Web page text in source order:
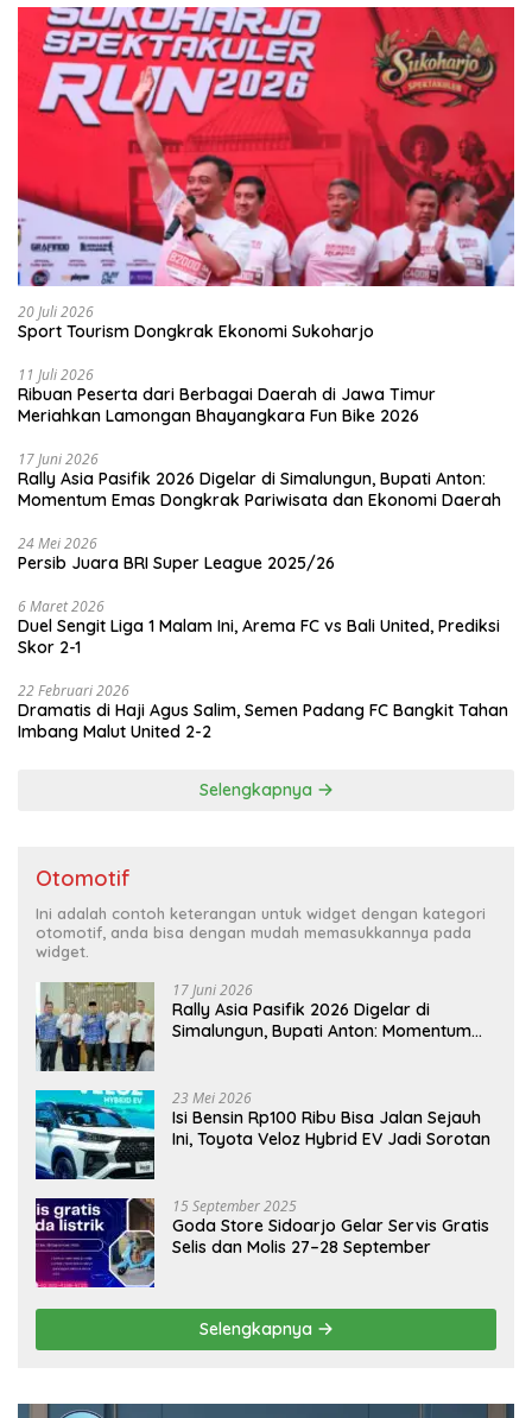
20 Juli 2026
Sport Tourism Dongkrak Ekonomi Sukoharjo
11 Juli 2026
Ribuan Peserta dari Berbagai Daerah di Jawa Timur
Meriahkan Lamongan Bhayangkara Fun Bike 2026
17 Juni 2026
Rally Asia Pasifik 2026 Digelar di Simalungun, Bupati Anton:
Momentum Emas Dongkrak Pariwisata dan Ekonomi Daerah
24 Mei 2026
Persib Juara BRI Super League 2025/26
6 Maret 2026
Duel Sengit Liga 1 Malam Ini, Arema FC vs Bali United, Prediksi
Skor 2-1
22 Februari 2026
Dramatis di Haji Agus Salim, Semen Padang FC Bangkit Tahan
Imbang Malut United 2-2
Selengkapnya
Otomotif
Ini adalah contoh keterangan untuk widget dengan kategori
otomotif, anda bisa dengan mudah memasukkannya pada
widget.
17 Juni 2026
Rally Asia Pasifik 2026 Digelar di
Simalungun, Bupati Anton: Momentum
23 Mei 2026
Isi Bensin Rp100 Ribu Bisa Jalan Sejauh
Ini, Toyota Veloz Hybrid EV Jadi Sorotan
15 September 2025
Goda Store Sidoarjo Gelar Servis Gratis
Selis dan Molis 27–28 September
Selengkapnya